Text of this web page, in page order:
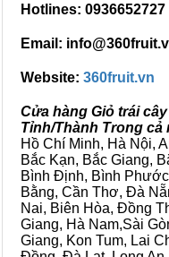
Hotlines: 0936652727
Email:
Website: 360fruit.vn
Cửa hàng Giỏ trái
Tỉnh/Thành Trong
Hồ Chí Minh, Hà Nội,
Bắc Kạn, Bắc Giang,
Bình Định, Bình
Bằng, Cần Thơ, Đà
Nai, Biên Hòa, Đồng
Giang, Hà Nam,Sài
Giang, Kon Tum, Lai